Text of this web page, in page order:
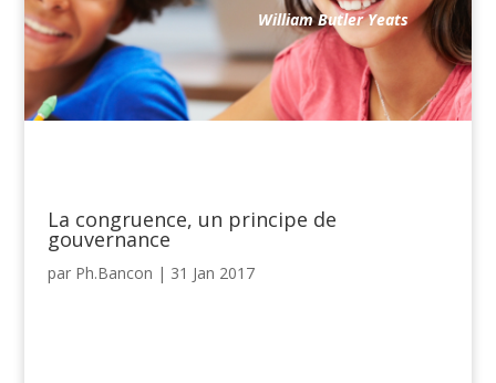
William Butler Yeats
La congruence, un principe de
gouvernance
par Ph.Bancon | 31 Jan 2017